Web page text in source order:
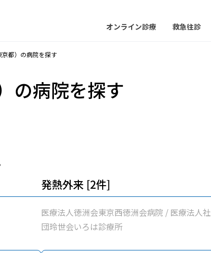
オンライン診療 救急往診
京都）の病院を探す
の病院を探す
発熱外来 [2件]
医療法人徳洲会東京西徳洲会病院 / 医療法人社
団玲世会いろは診療所